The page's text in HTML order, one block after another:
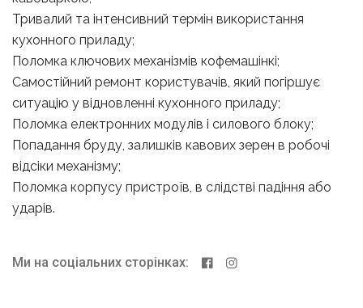
Тривалий та інтенсивний термін використання
кухонного приладу;
Поломка ключових механізмів кофемашінкі;
Самостійний ремонт користувачів, який погіршує
ситуацію у відновленні кухонного приладу;
Поломка електронних модулів і силового блоку;
Попадання бруду, залишків кавових зерен в робочі
відсіки механізму;
Поломка корпусу пристроїв, в слідстві падіння або
ударів.
Ми на соціальних сторінках: